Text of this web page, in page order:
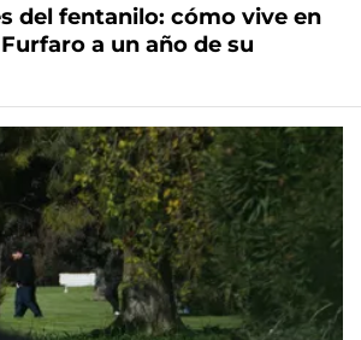
del fentanilo: cómo vive en
a un año de su